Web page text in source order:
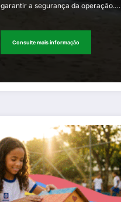
garantir a segurança da operação.…
Consulte mais informação